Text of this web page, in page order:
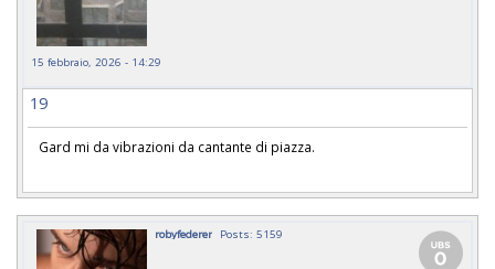
15 febbraio, 2026 - 14:29
19
Gard mi da vibrazioni da cantante di piazza.
robyfederer Posts: 5159